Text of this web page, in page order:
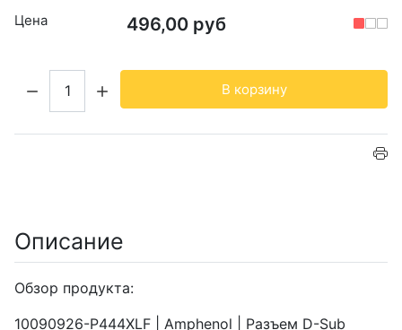
Цена 496,00 руб
В корзину
Описание
Обзор продукта:
10090926-P444XLF | Amphenol | Разъем D-Sub